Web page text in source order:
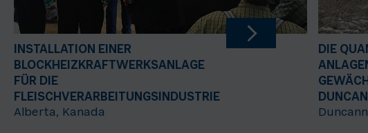
INSTALLATION EINER
BLOCKHEIZKRAFTWERKSANLAGE
FÜR DIE
FLEISCHVERARBEITUNGSINDUSTRIE
Alberta, Kanada
DIE